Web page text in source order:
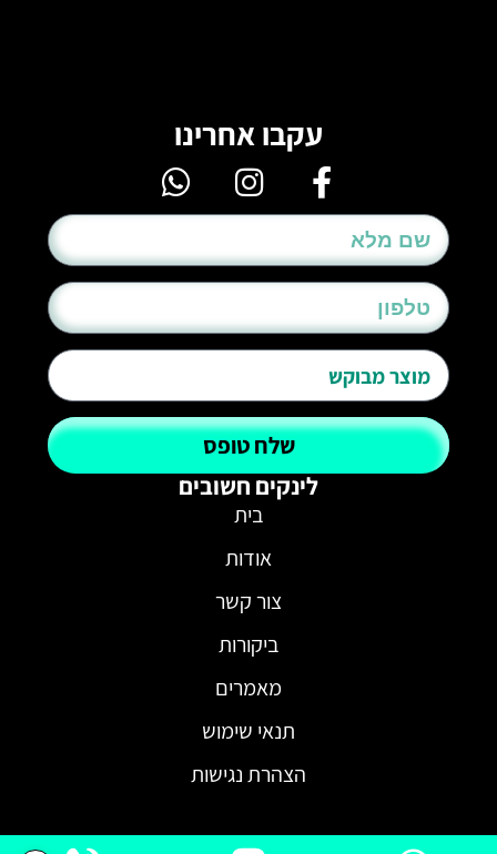
עקבו אחרינו
שלח טופס
לינקים חשובים
בית
אודות
צור קשר
ביקורות
מאמרים
תנאי שימוש
הצהרת נגישות